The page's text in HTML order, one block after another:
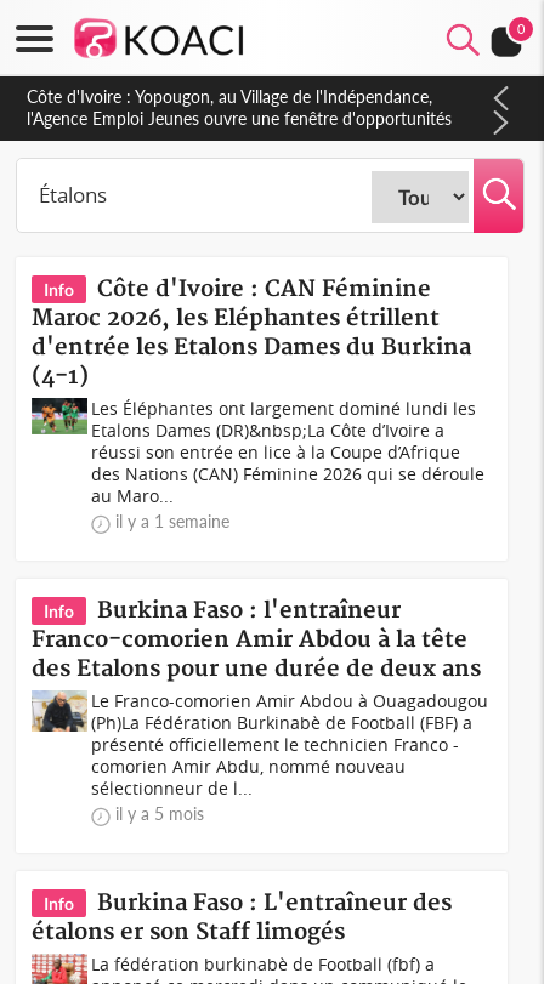
0
Côte d'Ivoire : CHU de Treichville, après la fronde, les agents
contractuels obtiennent un accord avec la direction sur les
arriérés du SMIG 2023
Info
Côte d'Ivoire : CAN Féminine
Maroc 2026, les Eléphantes étrillent
d'entrée les Etalons Dames du Burkina
(4-1)
Les Éléphantes ont largement dominé lundi les
Etalons Dames (DR)&nbsp;La Côte d’Ivoire a
réussi son entrée en lice à la Coupe d’Afrique
des Nations (CAN) Féminine 2026 qui se déroule
au Maro...
il y a 1 semaine
Info
Burkina Faso : l'entraîneur
Franco-comorien Amir Abdou à la tête
des Etalons pour une durée de deux ans
Le Franco-comorien Amir Abdou à Ouagadougou
(Ph)La Fédération Burkinabè de Football (FBF) a
présenté officiellement le technicien Franco -
comorien Amir Abdu, nommé nouveau
sélectionneur de l...
il y a 5 mois
Info
Burkina Faso : L'entraîneur des
étalons er son Staff limogés
La fédération burkinabè de Football (fbf) a